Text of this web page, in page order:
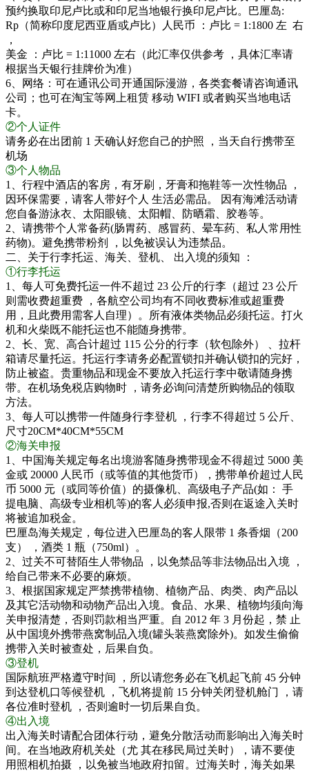
预约换取印尼卢比或和印尼当地银行换印尼卢比。巴厘岛:
Rp（简称印度尼西亚盾或卢比）人民币 ：卢比 = 1:1800 左 右
，
美金 ：卢比 = 1:11000 左右（此汇率仅供参考 ，具体汇率请
根据当天银行挂牌价为准）
6、网络：可在通讯公司开通国际漫游，各类套餐请咨询通讯
公司；也可在淘宝等网上租赁 移动 WIFI 或者购买当地电话
卡。
②个人证件
请务必在出团前 1 天确认好您自己的护照 ，当天自行携带至
机场
③个人物品
1、行程中酒店的客房，有牙刷，牙膏和拖鞋等一次性物品 ，
因环保需要，请客人带好个人 生活必需品。 因有海滩活动请
您自备游泳衣、太阳眼镜、太阳帽、防晒霜、胶卷等。
2、请携带个人常备药(肠胃药、感冒药、晕车药、私人常用性
药物)。避免携带粉剂 ，以免被误认为违禁品。
二、关于行李托运、海关、登机、 出入境的须知 ：
①行李托运
1、每人可免费托运一件不超过 23 公斤的行李（超过 23 公斤
则需收费超重费 ，各航空公司均有不同收费标准或超重费
用，且此费用需客人自理）。所有液体类物品必须托运。打火
机和火柴既不能托运也不能随身携带。
2、长、宽、高合计超过 115 公分的行李（软包除外） 、拉杆
箱请尽量托运。托运行李请务必配置锁扣并确认锁扣的完好，
防止被盗。贵重物品和现金不要放入托运行李中敬请随身携
带。在机场免税店购物时 ，请务必询问清楚所购物品的领取
方法。
3、每人可以携带一件随身行李登机 ，行李不得超过 5 公斤、
尺寸20CM*40CM*55CM
②海关申报
1、中国海关规定每名出境游客随身携带现金不得超过 5000 美
金或 20000 人民币（或等值的其他货币），携带单价超过人民
币 5000 元（或同等价值）的摄像机、高级电子产品(如： 手
提电脑、高级专业相机等)的客人必须申报,否则在返途入关时
将被追加税金。
巴厘岛海关规定，每位进入巴厘岛的客人限带 1 条香烟（200
支） ，酒类 1 瓶（750ml）。
2、过关不可替陌生人带物品 ，以免禁品等非法物品出入境 ，
给自己带来不必要的麻烦。
3、根据国家规定严禁携带植物、植物产品、肉类、肉产品以
及其它活动物和动物产品出入境。食品、水果、植物均须向海
关申报清楚，否则罚款相当严重。自 2012 年 3 月份起，禁 止
从中国境外携带燕窝制品入境(罐头装燕窝除外)。如发生偷偷
携带入关时被查处，后果自负。
③登机
国际航班严格遵守时间 ，所以请您务必在飞机起飞前 45 分钟
到达登机口等候登机 ，飞机将提前 15 分钟关闭登机舱门 ，请
各位准时登机 ，否则逾时一切后果自负。
④出入境
出入海关时请配合团体行动，避免分散活动而影响出入海关时
间。在当地政府机关处（尤 其在移民局过关时），请不要使
用照相机拍摄 ，以免被当地政府扣留。过海关时，海关如果